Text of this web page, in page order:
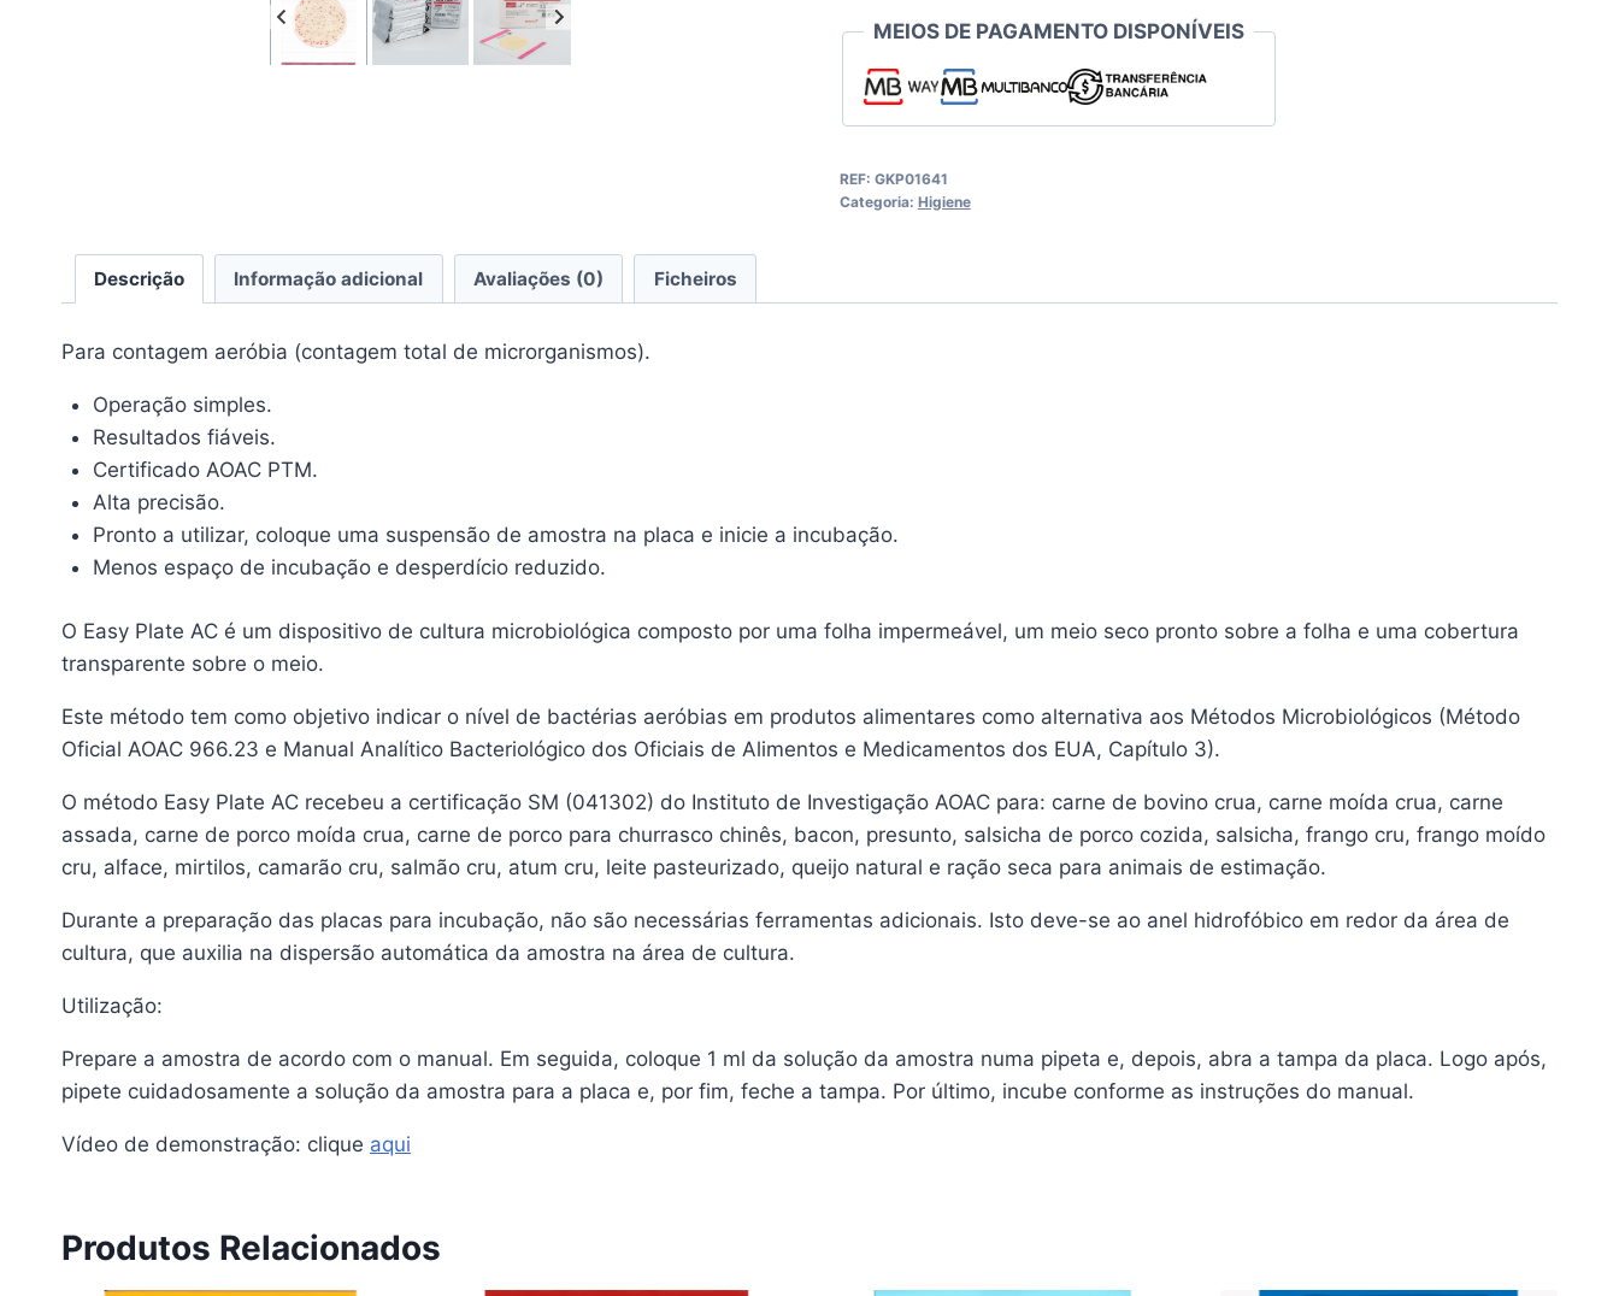
MEIOS DE PAGAMENTO DISPONÍVEIS
REF: GKP01641
Categoria: Higiene
Descrição Informação adicional Avaliações (0) Ficheiros
Para contagem aeróbia (contagem total de microrganismos).
Operação simples.
Resultados fiáveis.
Certificado AOAC PTM.
Alta precisão.
Pronto a utilizar, coloque uma suspensão de amostra na placa e inicie a incubação.
Menos espaço de incubação e desperdício reduzido.
O Easy Plate AC é um dispositivo de cultura microbiológica composto por uma folha impermeável, um meio seco pronto sobre a folha e uma cobertura
transparente sobre o meio.
Este método tem como objetivo indicar o nível de bactérias aeróbias em produtos alimentares como alternativa aos Métodos Microbiológicos (Método
Oficial AOAC 966.23 e Manual Analítico Bacteriológico dos Oficiais de Alimentos e Medicamentos dos EUA, Capítulo 3).
O método Easy Plate AC recebeu a certificação SM (041302) do Instituto de Investigação AOAC para: carne de bovino crua, carne moída crua, carne
assada, carne de porco moída crua, carne de porco para churrasco chinês, bacon, presunto, salsicha de porco cozida, salsicha, frango cru, frango moído
cru, alface, mirtilos, camarão cru, salmão cru, atum cru, leite pasteurizado, queijo natural e ração seca para animais de estimação.
Durante a preparação das placas para incubação, não são necessárias ferramentas adicionais. Isto deve-se ao anel hidrofóbico em redor da área de
cultura, que auxilia na dispersão automática da amostra na área de cultura.
Utilização:
Prepare a amostra de acordo com o manual. Em seguida, coloque 1 ml da solução da amostra numa pipeta e, depois, abra a tampa da placa. Logo após,
pipete cuidadosamente a solução da amostra para a placa e, por fim, feche a tampa. Por último, incube conforme as instruções do manual.
Vídeo de demonstração: clique aqui
Produtos Relacionados